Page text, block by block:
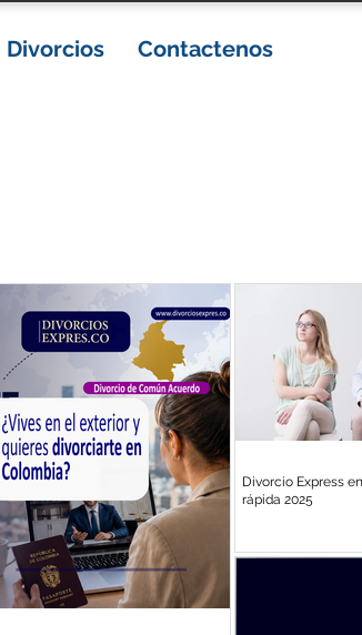
Divorcios Contactenos
Divorcio Express
rápida 2025